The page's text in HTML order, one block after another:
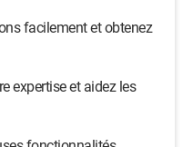
facilement et obtenez
expertise et aidez les